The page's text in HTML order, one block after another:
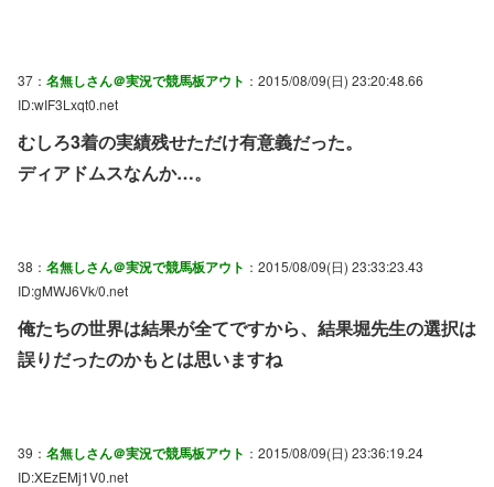
37： 名無しさん＠実況で競馬板アウト ：2015/08/09(日) 23:20:48.66
ID:wIF3Lxqt0.net
むしろ3着の実績残せただけ有意義だった。
ディアドムスなんか…。
38： 名無しさん＠実況で競馬板アウト ：2015/08/09(日) 23:33:23.43
ID:gMWJ6Vk/0.net
俺たちの世界は結果が全てですから、結果堀先生の選択は
誤りだったのかもとは思いますね
39： 名無しさん＠実況で競馬板アウト ：2015/08/09(日) 23:36:19.24
ID:XEzEMj1V0.net